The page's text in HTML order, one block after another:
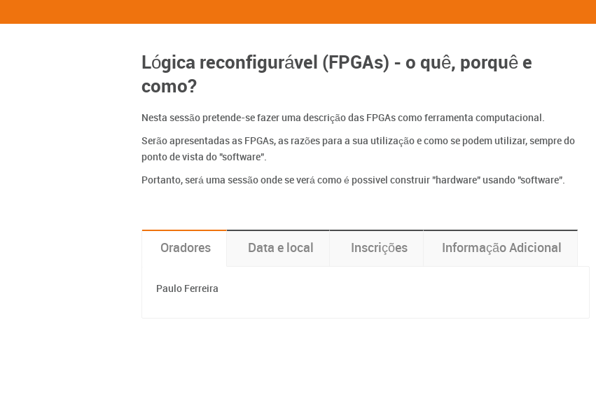
Lógica reconfigurável (FPGAs) - o quê, porquê e
como?
Nesta sessão pretende-se fazer uma descrição das FPGAs como ferramenta computacional.
Serão apresentadas as FPGAs, as razões para a sua utilização e como se podem utilizar, sempre do
ponto de vista do "software".
Portanto, será uma sessão onde se verá como é possivel construir "hardware" usando "software".
Oradores Data e local Inscrições Informação Adicional
Paulo Ferreira